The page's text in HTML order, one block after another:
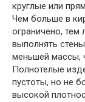
круглые или
Чем больше в
ограничено, тем
выполнять
меньшей массы,
Полнотелые
пустоты, но не
высокой